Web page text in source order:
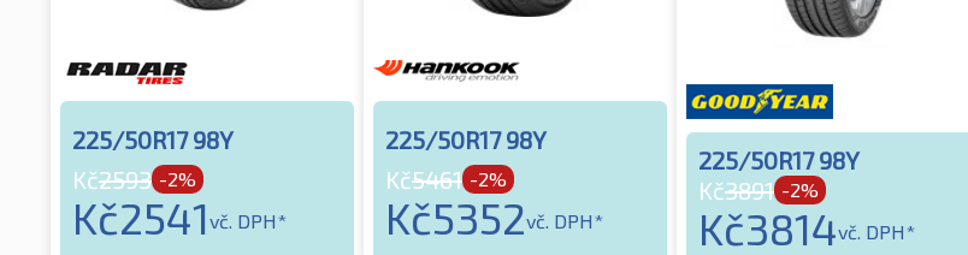
225/50R17 98Y
Kč2593 -2%
Kč2541vč. DPH*
225/50R17 98Y
Kč5461 -2%
Kč5352vč. DPH*
225/50R17 98Y
Kč3891 -2%
Kč3814vč. DPH*